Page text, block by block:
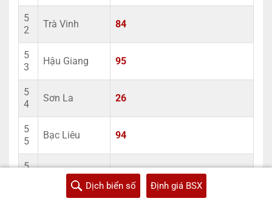
5
2
Trà Vinh 84
5
3
Hậu Giang 95
5
4
Sơn La 26
5
5
Bạc Liêu 94
5
Yên Bái 21
Dịch biển số Định giá BSX